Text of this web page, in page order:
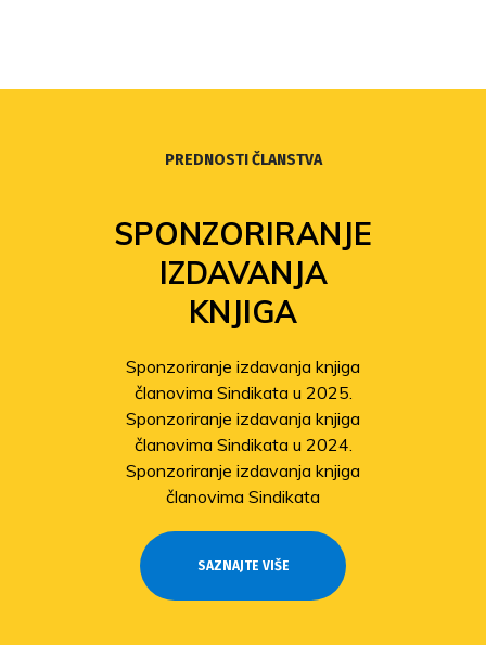
PREDNOSTI ČLANSTVA
SPONZORIRANJE
IZDAVANJA
KNJIGA
Sponzoriranje izdavanja knjiga
članovima Sindikata u 2025.
Sponzoriranje izdavanja knjiga
članovima Sindikata u 2024.
Sponzoriranje izdavanja knjiga
članovima Sindikata
SAZNAJTE VIŠE